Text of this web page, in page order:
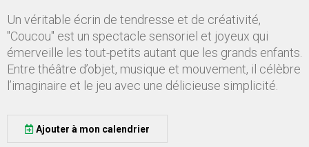
Un véritable écrin de tendresse et de créativité,
"Coucou" est un spectacle sensoriel et joyeux qui
émerveille les tout-petits autant que les grands enfants.
Entre théâtre d’objet, musique et mouvement, il célèbre
l’imaginaire et le jeu avec une délicieuse simplicité.
Ajouter à mon calendrier